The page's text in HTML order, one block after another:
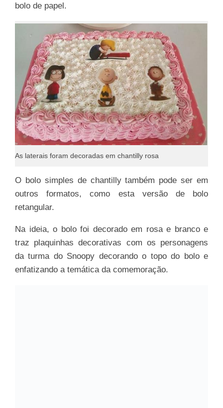
bolo de papel.
As laterais foram decoradas em chantilly rosa
O bolo simples de chantilly também pode ser em
outros formatos, como esta versão de bolo
retangular.
Na ideia, o bolo foi decorado em rosa e branco e
traz plaquinhas decorativas com os personagens
da turma do Snoopy decorando o topo do bolo e
enfatizando a temática da comemoração.